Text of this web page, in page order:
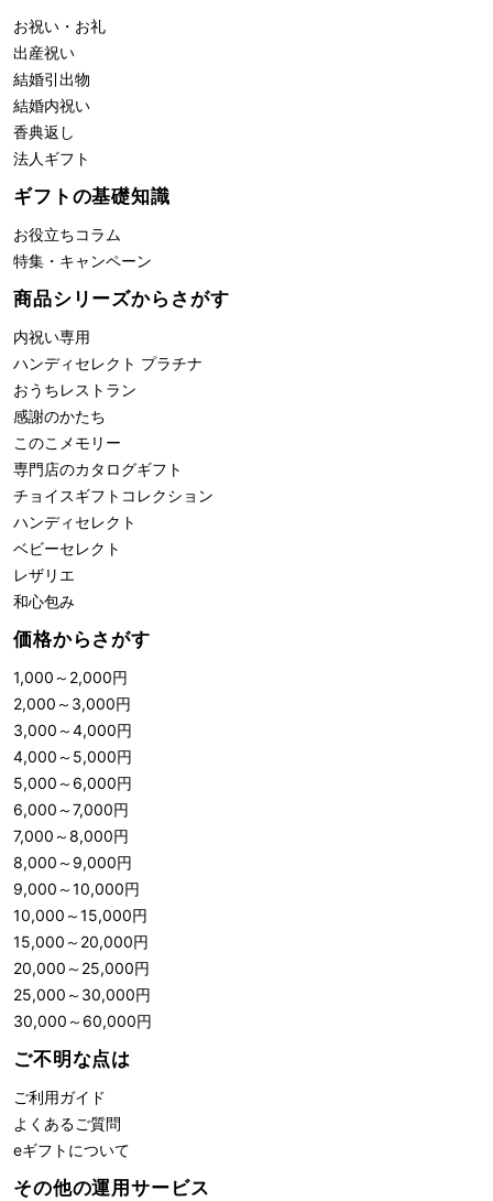
お祝い・お礼
出産祝い
結婚引出物
結婚内祝い
香典返し
法人ギフト
ギフトの基礎知識
お役立ちコラム
特集・キャンペーン
商品シリーズからさがす
内祝い専用
ハンディセレクト プラチナ
おうちレストラン
感謝のかたち
このこメモリー
専門店のカタログギフト
チョイスギフトコレクション
ハンディセレクト
ベビーセレクト
レザリエ
和心包み
価格からさがす
1,000 ～ 2,000円
2,000 ～ 3,000円
3,000 ～4,000円
4,000 ～ 5,000円
5,000 ～ 6,000円
6,000 ～7,000円
7,000 ～8,000円
8,000 ～ 9,000円
9,000 ～10,000円
10,000 ～15,000円
15,000 ～ 20,000円
20,000 ～ 25,000円
25,000 ～ 30,000円
30,000 ～ 60,000円
ご不明な点は
ご利用ガイド
よくあるご質問
eギフトについて
その他の運用サービス